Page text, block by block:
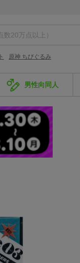
原神 ちびぐるみ
男性向同人